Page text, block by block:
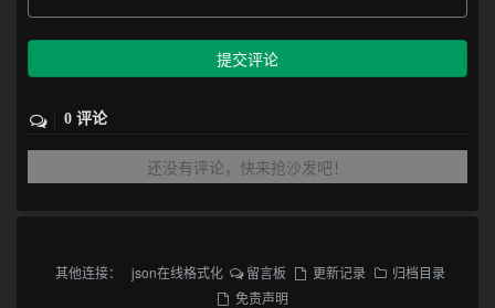
提交评论
0 评论
还没有评论，快来抢沙发吧！
其他连接： json在线格式化 留言板 更新记录
归档目录
免责声明